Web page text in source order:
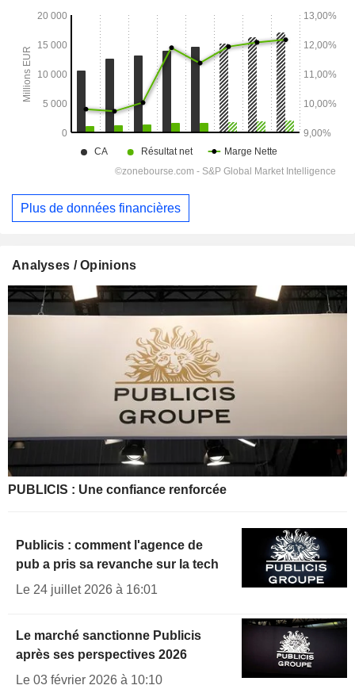
Plus de données financières
Analyses / Opinions
PUBLICIS : Une confiance renforcée
Publicis : comment l'agence de
pub a pris sa revanche sur la tech
Le 24 juillet 2026 à 16:01
Le marché sanctionne Publicis
après ses perspectives 2026
Le 03 février 2026 à 10:10